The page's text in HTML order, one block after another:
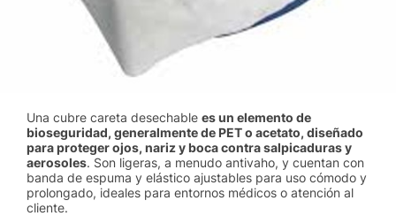
Una cubre careta desechable es un elemento de
bioseguridad, generalmente de PET o acetato, diseñado
para proteger ojos, nariz y boca contra salpicaduras y
aerosoles. Son ligeras, a menudo antivaho, y cuentan con
banda de espuma y elástico ajustables para uso cómodo y
prolongado, ideales para entornos médicos o atención al
cliente.